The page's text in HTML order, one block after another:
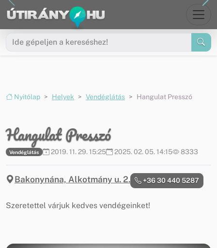
Ugrás a menüre
Ugrás a tartalomra
Nyitólap Helyek Vendéglátás Hangulat Presszó
Hangulat Presszó
Vendéglátás 2019. 11. 29. 15:25 2025. 02. 05. 14:15 8333
Bakonynána, Alkotmány u. 2. +36 30 440 5287
Szeretettel várjuk kedves vendégeinket!